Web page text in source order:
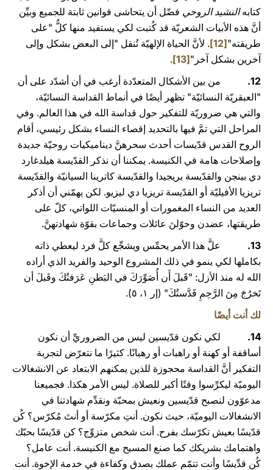
كتابهالنشيد الروحي فضّل أن يتحاشى قوانين ثابتة للجميع وبيِّن
أنَّ هذه الأبيات الشعريّة قد كُتبت لكي يستفيد منها كلٌّ "على
طريقته"[12]
. لأنَّ الحياة الإلهيّة تُنقل "إلى البعض بشكل وإلى
آخرين بشكل آخر"[13]
.
12.
من بين الأشكال المتعدّدة أرغب في أن أشدّد على أن
"العبقريّة النسائيّة" تظهر أيضًا في أنماط القداسة النسائيّة،
والتي هي ضروريّة للتفكير حول قداسة الله في هذا العالم. وفي
المراحل التي تمَّ فيها بالتحديد إقصاء النساء بشكل رئيسي، أقام
الروح القدس قدّيسات أحدث سحرهنَّ ديناميكيات روحيّة جديدة
وإصلاحات هامة في الكنيسة. يمكننا أن نذكر القدّيسة هيلدغارد
دي بينجن والقدّيسة بريجيدا والقدّيسة كاترينا السيانيّة والقدّيسة
تريزيا الأفيليّة أو القدّيسة تريزيا دي ليزيو. لكن يهمّني أن أذكر
العديد من النساء المغمورات أو المنسيّات اللواتي، كلّ على
طريقتها، عضدن وحوّلنَ عائلات وجماعات بقوّة شهادتهنَّ.
13.
علَّ هذا الأمر يحمِّس ويشجِّع كلَّ فرد ليعطي ذاته
بكاملها لكي ينمو في ذلك المشروع الوحيد والفريد الذي أراده
الله له منذ الأزل: "قَبلَ أَن أُصَوِّرَكَ في البَطنِ عَرَفتُكَ وقَبلَ أن
تَخرُجَ مِنَ الرَّحِمِ قَدَّستُكَ" (إر ١، ٥).
لك أنت أيضًا
14.
لكي نكون قدّيسين ليس من الضروريِّ أن نكون
أساقفة أو كهنة أو راهبات أو رهبانًا. كثيرًا ما نتعرّض لتجربة
التفكير أنَّ القداسة محجوزة للذين يمكنهم الابتعاد عن الانشغالات
اليوميّة ليكرِّسوا وقتًا أكبر للصلاة. ليس الأمر هكذا. فجميعنا
مدعوّون لنصبح قدّيسين ونعيش بمحبّة ونقدِّم شهادتنا في
الانشغالات اليوميّة، حيث نكون. أنتِ مكرّسة أو أنتَ مُكرّس؟ كُن
قدّيسًا بعيش تكرّسك بفرح. أنت شخص متزوِّج؟ كن قدّيسًا بحبّك
واهتمامك بشريكك كما صنع المسيح مع الكنيسة. أنت عامل؟
كُن قدِّيسًا وأنت تتمّم عملك بصدق وكفاءة في خدمة الإخوة. أنت